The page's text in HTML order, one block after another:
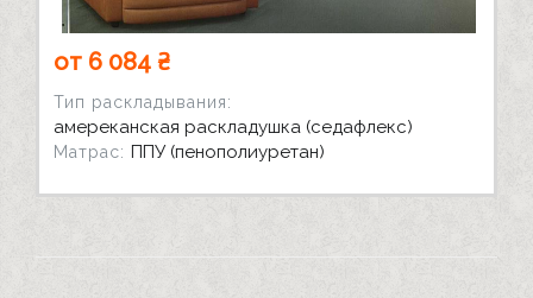
от 6 084 ₴
Тип раскладывания:
амереканская раскладушка (седафлекс)
Матрас: ППУ (пенополиуретан)